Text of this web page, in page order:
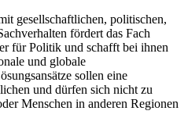
gesellschaftlichen, politischen,
fördert das Fach
für Politik und schafft bei ihnen
und globale
sollen eine
und dürfen sich nicht zu
Menschen in anderen Regionen